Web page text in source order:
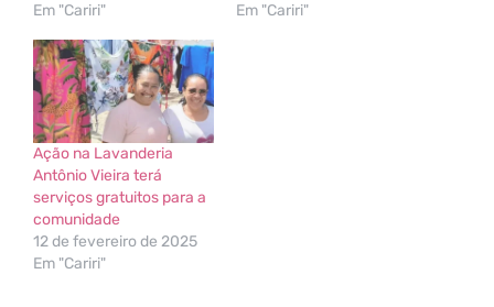
Em "Cariri"
Em "Cariri"
Ação na Lavanderia
Antônio Vieira terá
serviços gratuitos para a
comunidade
12 de fevereiro de 2025
Em "Cariri"